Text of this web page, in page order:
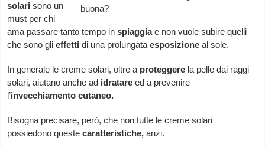
solari sono un
must per chi
ama passare tanto tempo inspiaggiae non vuole subire quelli
che sono glieffetti di una prolungataesposizione al sole.
In generale le creme solari, oltre a proteggere la pelle dai raggi
solari, aiutano anche ad idratare ed a prevenire
l’invecchiamento cutaneo.
Bisogna precisare, però, che non tutte le creme solari
possiedono questecaratteristiche,anzi.